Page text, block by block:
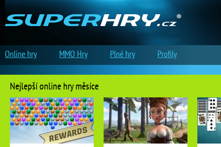
Nejlepší online hry měsíce
Online hry MMO Hry Plné hry Profily